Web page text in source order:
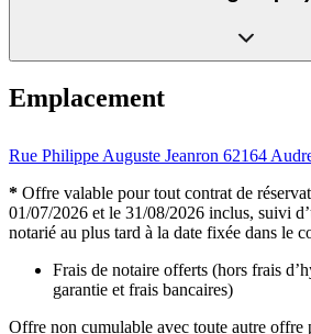
Emplacement
Rue Philippe Auguste Jeanron 62164
* Offre valable pour tout contrat de
01/07/2026 et le 31/08/2026 inclus, suivi
notarié au plus tard à la date fixée dans le
Frais de notaire offerts (hors frais
garantie et frais bancaires)
Offre non cumulable avec toute autre offre